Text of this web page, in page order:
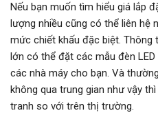
Nếu bạn muốn tìm hiểu giá lắp
lượng nhiều cũng có thể liên hệ
mức chiết khấu đặc biệt. Thông
lớn có thể đặt các mẫu đèn
các nhà máy cho bạn. Và
không qua trung gian như vậy
tranh so với trên thị trường.